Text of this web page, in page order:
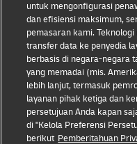
Tentang DHL
Pengiriman dengan
Ikuti kami
untuk mengonfigurasi
dan efisiensi maksimum,
pemasaran kami.
transfer data ke penyedia
berbasis di negara-negara
yang memadai (mis.
lebih lanjut, termasuk
layanan pihak ketiga dan
persetujuan Anda kapan
di "Kelola Preferensi
berikut Pemberitahuan